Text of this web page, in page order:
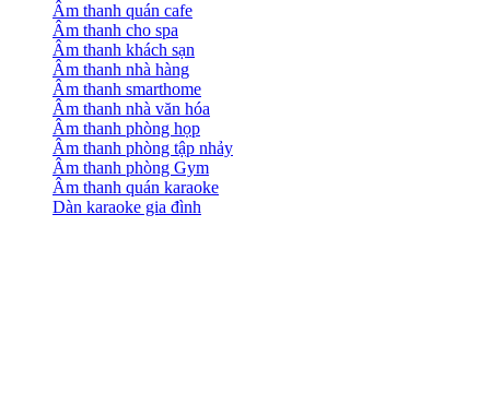
Âm thanh quán cafe
Âm thanh cho spa
Âm thanh khách sạn
Âm thanh nhà hàng
Âm thanh smarthome
Âm thanh nhà văn hóa
Âm thanh phòng họp
Âm thanh phòng tập nhảy
Âm thanh phòng Gym
Âm thanh quán karaoke
Dàn karaoke gia đình